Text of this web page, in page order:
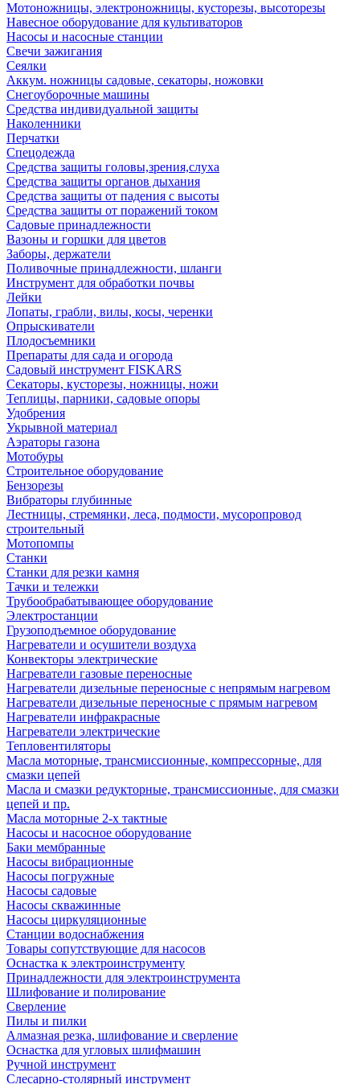
Мотоножницы, электроножницы, кусторезы, высоторезы
Навесное оборудование для культиваторов
Насосы и насосные станции
Свечи зажигания
Сеялки
Аккум. ножницы садовые, секаторы, ножовки
Снегоуборочные машины
Средства индивидуальной защиты
Наколенники
Перчатки
Спецодежда
Средства защиты головы,зрения,слуха
Средства защиты органов дыхания
Средства защиты от падения с высоты
Средства защиты от поражений током
Садовые принадлежности
Вазоны и горшки для цветов
Заборы, держатели
Поливочные принадлежности, шланги
Инструмент для обработки почвы
Лейки
Лопаты, грабли, вилы, косы, черенки
Опрыскиватели
Плодосъемники
Препараты для сада и огорода
Садовый инструмент FISKARS
Секаторы, кусторезы, ножницы, ножи
Теплицы, парники, садовые опоры
Удобрения
Укрывной материал
Аэраторы газона
Мотобуры
Строительное оборудование
Бензорезы
Вибраторы глубинные
Лестницы, стремянки, леса, подмости, мусоропровод
строительный
Мотопомпы
Станки
Станки для резки камня
Тачки и тележки
Трубообрабатывающее оборудование
Электростанции
Грузоподъемное оборудование
Нагреватели и осушители воздуха
Конвекторы электрические
Нагреватели газовые переносные
Нагреватели дизельные переносные с непрямым нагревом
Нагреватели дизельные переносные с прямым нагревом
Нагреватели инфракрасные
Нагреватели электрические
Тепловентиляторы
Масла моторные, трансмиссионные, компрессорные, для
смазки цепей
Масла и смазки редукторные, трансмиссионные, для смазки
цепей и пр.
Масла моторные 2-х тактные
Насосы и насосное оборудование
Баки мембранные
Насосы вибрационные
Насосы погружные
Насосы садовые
Насосы скважинные
Насосы циркуляционные
Станции водоснабжения
Товары сопутствующие для насосов
Оснастка к электроинструменту
Принадлежности для электроинструмента
Шлифование и полирование
Сверление
Пилы и пилки
Алмазная резка, шлифование и сверление
Оснастка для угловых шлифмашин
Ручной инструмент
Слесарно-столярный инструмент